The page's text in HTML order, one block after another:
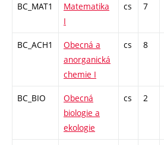
BC_MAT1
Matematika
I
cs 7
BC_ACH1
Obecná a
anorganická
chemie I
cs 8
BC_BIO
Obecná
biologie a
ekologie
cs 2